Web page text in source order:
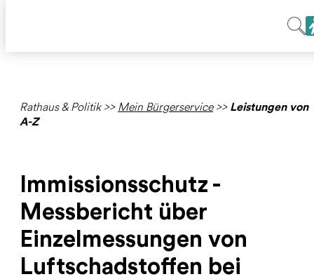
Rathaus & Politik>> Mein Bürgerservice>> Leistungen von
A-Z
Immissionsschutz -
Messbericht über
Einzelmessungen von
Luftschadstoffen bei